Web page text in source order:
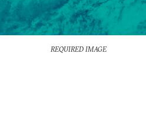
REQUIRED IMAGE